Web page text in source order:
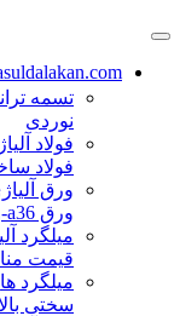
پرش
محتوا
نبشی فولادی-
تسمه
نوردی
فولاد
فولاد
ورق a36-ورق آلیاژی
میلگرد
قیمت
میلگرد
سختی